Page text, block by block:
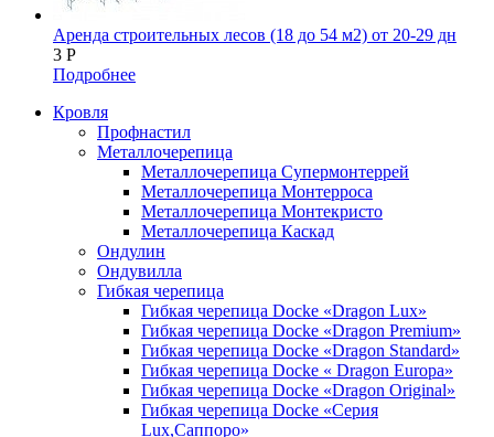
Аренда строительных лесов (18 до 54 м2) от 20-29 дн
3 Р
Подробнее
Кровля
Профнастил
Металлочерепица
Металлочерепица Супермонтеррей
Металлочерепица Монтерроса
Металлочерепица Монтекристо
Металлочерепица Каскад
Ондулин
Ондувилла
Гибкая черепица
Гибкая черепица Docke «Dragon Lux»
Гибкая черепица Docke «Dragon Premium»
Гибкая черепица Docke «Dragon Standard»
Гибкая черепица Docke « Dragon Europa»
Гибкая черепица Docke «Dragon Original»
Гибкая черепица Docke «Серия
Lux,Саппоро»